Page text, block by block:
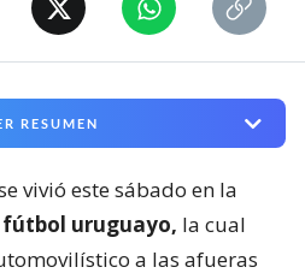
RESUMEN
vivió este sábado en la
fútbol uruguayo, la cual
a las afueras